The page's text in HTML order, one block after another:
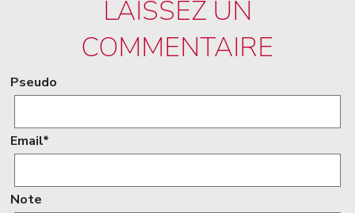
LAISSEZ UN
COMMENTAIRE
Pseudo
Email*
Note